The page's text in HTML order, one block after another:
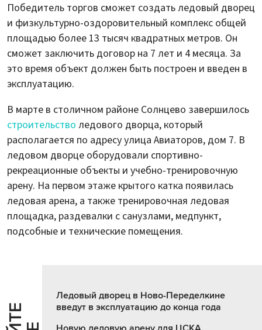
Победитель торгов сможет создать ледовый дворец
и физкультурно-оздоровительный комплекс общей
площадью более 13 тысяч квадратных метров. Он
сможет заключить договор на 7 лет и 4 месяца. За
это время объект должен быть построен и введен в
эксплуатацию.
В марте в столичном районе Солнцево завершилось
строительство ледового дворца, который
располагается по адресу улица Авиаторов, дом 7. В
ледовом дворце оборудовали спортивно-
рекреационные объекты и учебно-тренировочную
арену. На первом этаже крытого катка появилась
ледовая арена, а также тренировочная ледовая
площадка, раздевалки с санузлами, медпункт,
подсобные и технические помещения.
Ледовый дворец в Ново-Переделкине
введут в эксплуатацию до конца года